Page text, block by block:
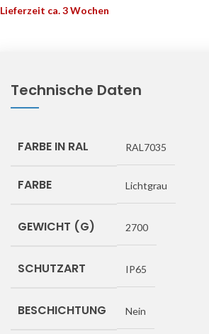
Lieferzeit ca. 3 Wochen
Technische Daten
FARBE IN RAL RAL7035
FARBE Lichtgrau
GEWICHT (G) 2700
SCHUTZART IP65
BESCHICHTUNG Nein